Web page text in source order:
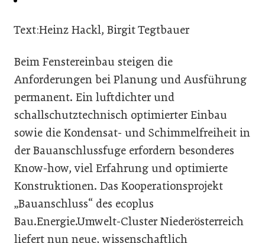
Text:Heinz Hackl, Birgit Tegtbauer
Beim Fenstereinbau steigen die
Anforderungen bei Planung und Ausführung
permanent. Ein luftdichter und
schallschutztechnisch optimierter Einbau
sowie die Kondensat- und Schimmelfreiheit in
der Bauanschlussfuge erfordern besonderes
Know-how, viel Erfahrung und optimierte
Konstruktionen. Das Kooperationsprojekt
„Bauanschluss“ des ecoplus
Bau.Energie.Umwelt-Cluster Niederösterreich
liefert nun neue, wissenschaftlich